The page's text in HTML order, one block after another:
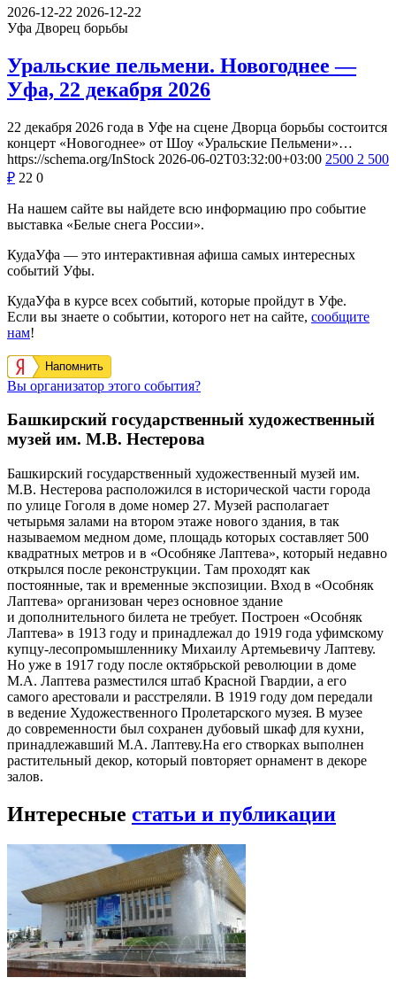
2026-12-22 2026-12-22
Уфа Дворец борьбы
Уральские пельмени. Новогоднее —
Уфа, 22 декабря 2026
22 декабря 2026 года в Уфе на сцене Дворца борьбы состоится
концерт «Новогоднее» от Шоу «Уральские Пельмени»…
https://schema.org/InStock 2026-06-02T03:32:00+03:00 2500 2 500
₽ 22 0
На нашем сайте вы найдете всю информацию про событие
выставка «Белые снега России».
КудаУфа — это интерактивная афиша самых интересных
событий Уфы.
КудаУфа в курсе всех событий, которые пройдут в Уфе.
Если вы знаете о событии, которого нет на сайте, сообщите
нам!
Напомнить
Вы организатор этого события?
Башкирский государственный художественный
музей им. М.В. Нестерова
Башкирский государственный художественный музей им.
М.В. Нестерова расположился в исторической части города
по улице Гоголя в доме номер 27. Музей располагает
четырьмя залами на втором этаже нового здания, в так
называемом медном доме, площадь которых составляет 500
квадратных метров и в «Особняке Лаптева», который недавно
открылся после реконструкции. Там проходят как
постоянные, так и временные экспозиции. Вход в «Особняк
Лаптева» организован через основное здание
и дополнительного билета не требует. Построен «Особняк
Лаптева» в 1913 году и принадлежал до 1919 года уфимскому
купцу-лесопромышленнику Михаилу Артемьевичу Лаптеву.
Но уже в 1917 году после октябрьской революции в доме
М.А. Лаптева разместился штаб Красной Гвардии, а его
самого арестовали и расстреляли. В 1919 году дом передали
в ведение Художественного Пролетарского музея. В музее
до современности был сохранен дубовый шкаф для кухни,
принадлежавший М.А. Лаптеву.На его створках выполнен
растительный декор, который повторяет орнамент в декоре
залов.
Интересные статьи и публикации